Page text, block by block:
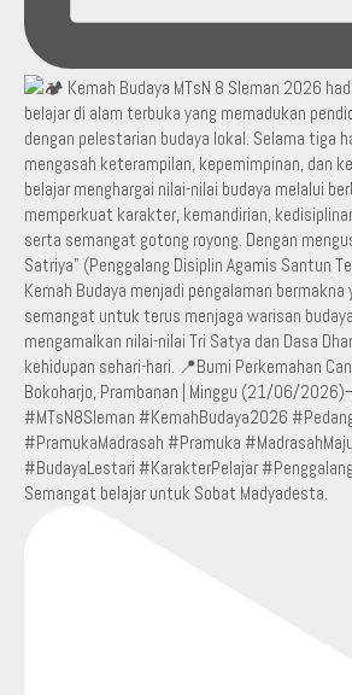
Semangat belajar untuk Sobat Madyadesta.